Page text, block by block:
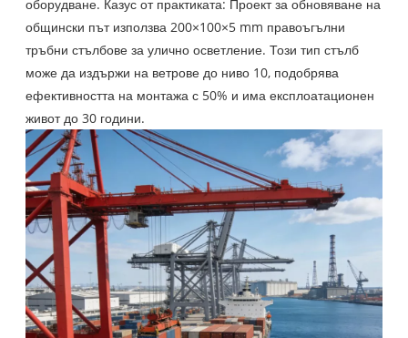
оборудване. Казус от практиката: Проект за обновяване на
общински път използва 200×100×5 mm правоъгълни
тръбни стълбове за улично осветление. Този тип стълб
може да издържи на ветрове до ниво 10, подобрява
ефективността на монтажа с 50% и има експлоатационен
живот до 30 години.